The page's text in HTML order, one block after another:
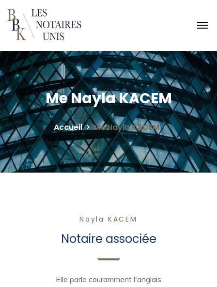
Me Nayla KACEM
Accueil Me Nayla KACEM
Nayla KACEM
Notaire associée
Elle parle couramment l'anglais